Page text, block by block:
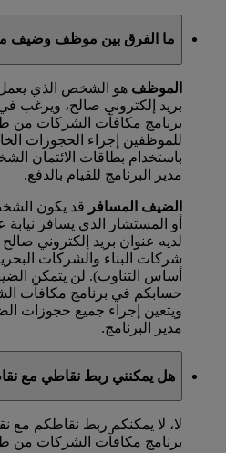
ما الفرق بين موظف وضيف
الموظف هو الشخص الذي
بريد إلكتروني صالح، ويرغب
برنامج مكافآت الشركات من
للموظفين إجراء الحجوزات
باستخدام بطاقات الائتمان
مدير البرنامج للقيام بالدفع.
الضيف المسافر قد يكون
أو المستشار الذي يسافر
لديه عنوان بريد إلكتروني
شركات البناء والشركات
أساس التناوب). لن يتمكن
حسابكم في برنامج مكافآت
ويتعين إجراء جميع حجوزات
مدير البرنامج.
هل يمكنني ربط نقاطي مع
لا، لا يمكنكم ربط نقاطكم
برنامج مكافآت الشركات من